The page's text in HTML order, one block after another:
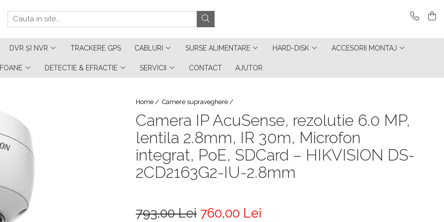
DVR ȘI NVR TRACKERE GPS CABLURI SURSE ALIMENTARE HARD-DISK ACCESORII MONTAJ
DETECTIE & EFRACTIE SERVICII CONTACT AJUTOR
Home / Camere supraveghere /
Camera IP AcuSense, rezolutie 6.0 MP,
lentila 2.8mm, IR 30m, Microfon
integrat, PoE, SDCard – HIKVISION DS-
2CD2163G2-IU-2.8mm
793,00 Lei 760,00 Lei